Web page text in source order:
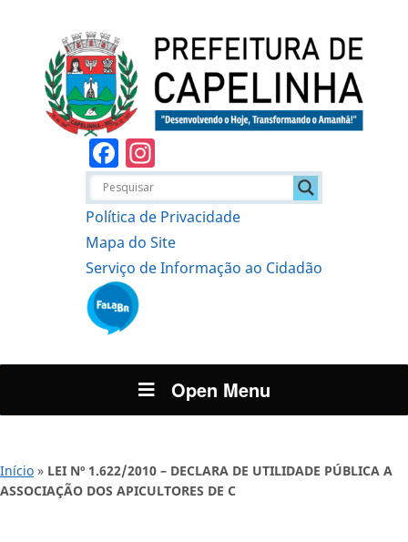
Facebook
Política de Privacidade
Mapa do Site
Serviço de Informação ao Cidadão
Open Menu
Início » LEI Nº 1.622/2010 – DECLARA DE UTILIDADE PÚBLICA A
ASSOCIAÇÃO DOS APICULTORES DE C